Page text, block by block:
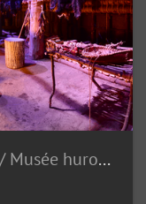
Maison longue Ekionkiestha' / Musée huron--wendat